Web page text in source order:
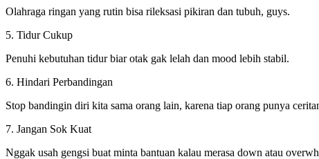
Olahraga ringan yang rutin bisa rileksasi pikiran dan tubuh, guys.
5. Tidur Cukup
Penuhi kebutuhan tidur biar otak gak lelah dan mood lebih stabil.
6. Hindari Perbandingan
Stop bandingin diri kita sama orang lain, karena tiap orang punya
7. Jangan Sok Kuat
Nggak usah gengsi buat minta bantuan kalau merasa down atau